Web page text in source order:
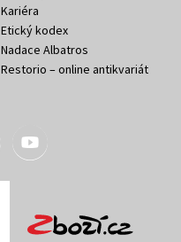
Kariéra
Etický kodex
Nadace Albatros
Restorio – online antikvariát